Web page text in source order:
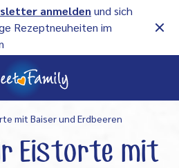
anmelden und sich
Rezeptneuheiten im
mit Baiser und Erdbeeren
Eistorte mit